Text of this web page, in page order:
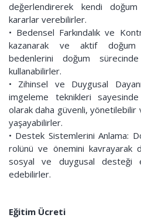
değerlendirerek kendi
kararlar verebilirler.
• Bedensel Farkındalık ve
kazanarak ve aktif doğum
bedenlerini doğum
kullanabilirler.
• Zihinsel ve Duygusal
imgeleme teknikleri
olarak daha güvenli,
yaşayabilirler.
• Destek Sistemlerini Anlama:
rolünü ve önemini kavrayarak
sosyal ve duygusal desteği
edebilirler.
Eğitim Ücreti